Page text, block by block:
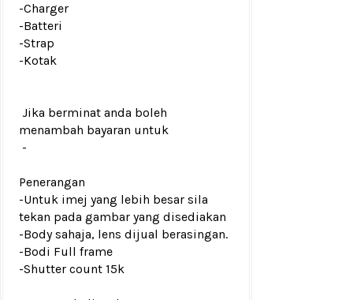
-Charger
-Batteri
-Strap
-Kotak
Jika berminat anda boleh
menambah bayaran untuk
-
Penerangan
-Untuk imej yang lebih besar sila
tekan pada gambar yang disediakan
-Body sahaja, lens dijual berasingan.
-Bodi Full frame
-Shutter count 15k